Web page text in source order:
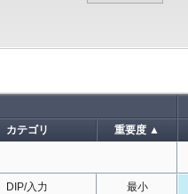
カテゴリ 重要度 ▲
DIP/入力 最小